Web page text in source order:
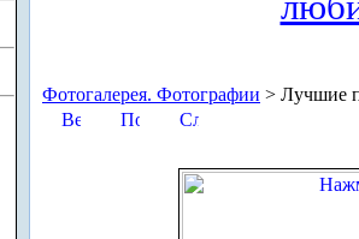
Фотогалерея. Фотографии > Лучшие